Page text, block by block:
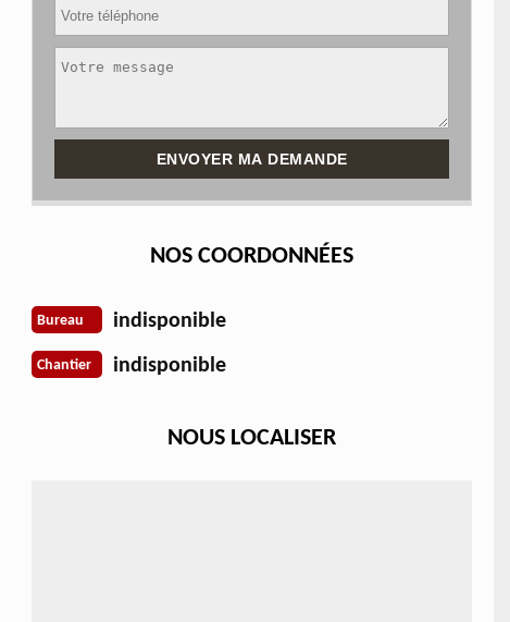
NOS COORDONNÉES
Bureau indisponible
Chantier indisponible
NOUS LOCALISER